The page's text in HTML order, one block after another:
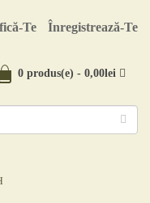
Te Înregistrează-Te
0 produs(e) - 0,00lei